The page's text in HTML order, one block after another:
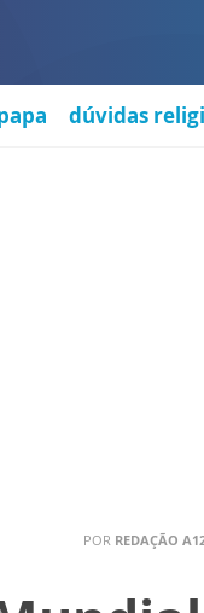
dúvidas
POR REDAÇÃO